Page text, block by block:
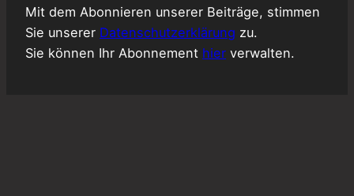
Mit dem Abonnieren unserer Beiträge, stimmen
Sie unserer Datenschutzerklärung zu.
Sie können Ihr Abonnement hier verwalten.